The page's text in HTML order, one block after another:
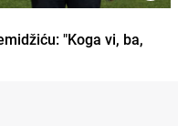
"Koga vi, ba,